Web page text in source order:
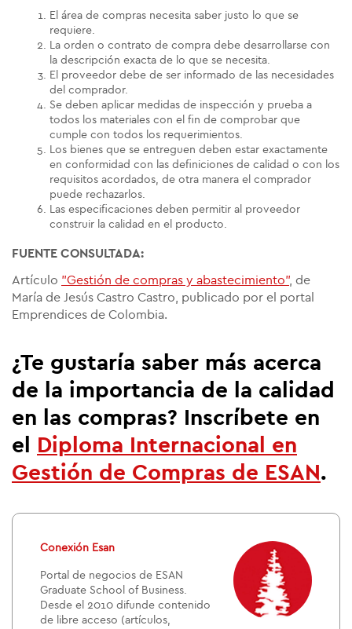
El área de compras necesita saber justo lo que se
requiere.
La orden o contrato de compra debe desarrollarse con
la descripción exacta de lo que se necesita.
El proveedor debe de ser informado de las necesidades
del comprador.
Se deben aplicar medidas de inspección y prueba a
todos los materiales con el fin de comprobar que
cumple con todos los requerimientos.
Los bienes que se entreguen deben estar exactamente
en conformidad con las definiciones de calidad o con los
requisitos acordados, de otra manera el comprador
puede rechazarlos.
Las especificaciones deben permitir al proveedor
construir la calidad en el producto.
FUENTE CONSULTADA:
Artículo "Gestión de compras y abastecimiento", de
María de Jesús Castro Castro, publicado por el portal
Emprendices de Colombia.
¿Te gustaría saber más acerca
de la importancia de la calidad
en las compras? Inscríbete en
el
Diploma Internacional en
Gestión de Compras de ESAN .
Conexión Esan
Portal de negocios de ESAN
Graduate School of Business.
Desde el 2010 difunde contenido
de libre acceso (artículos,